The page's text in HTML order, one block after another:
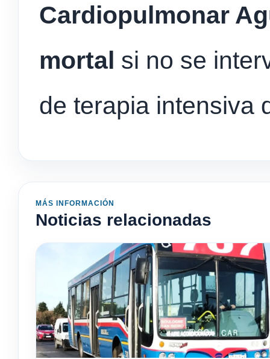
Cardiopulmonar
mortal si no se
de terapia intensiva
MÁS INFORMACIÓN
Noticias relacionadas